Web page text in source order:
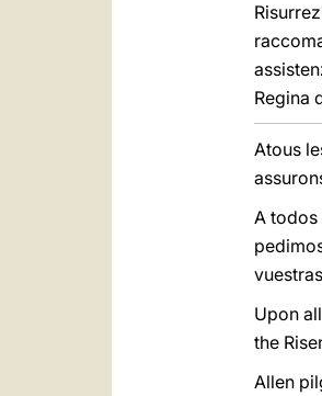
Regina
Atous
A todos
Upon
the
Allen